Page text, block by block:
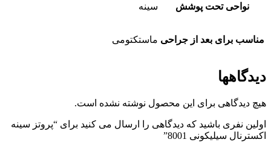
نواحی تحت پوشش سینه
مناسب برای بعد از جراحی ماستکتومی
دیدگاهها
هیچ دیدگاهی برای این محصول نوشته نشده است.
اولین نفری باشید که دیدگاهی را ارسال می کنید برای “پروتز سینه
اکسترنال سیلیکونی 8001”